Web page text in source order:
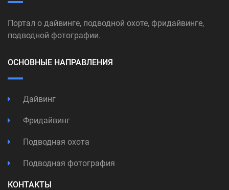
Портал о дайвинге, подводной охоте, фридайвинге,
подводной фотографии.
ОСНОВНЫЕ НАПРАВЛЕНИЯ
Дайвинг
Фридайвинг
Подводная охота
Подводная фотография
КОНТАКТЫ